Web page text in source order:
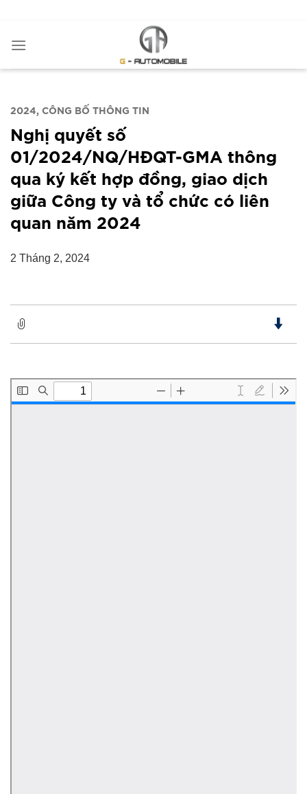
nội
2024 CÔNG BỐ THÔNG TIN
Nghị quyết số
01/2024/NQ/HĐQT-GMA thông
qua ký kết hợp đồng, giao dịch
giữa Công ty và tổ chức có liên
quan năm 2024
2 Tháng 2, 2024